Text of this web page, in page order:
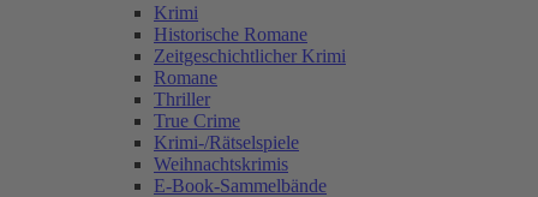
Krimi
Historische Romane
Zeitgeschichtlicher Krimi
Romane
Thriller
True Crime
Krimi-/Rätselspiele
Weihnachtskrimis
E-Book-Sammelbände